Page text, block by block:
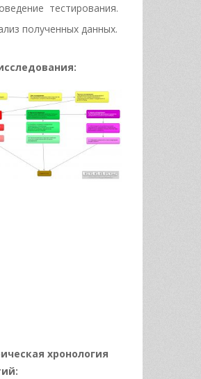
тестирования.
полученных данных.
хронология